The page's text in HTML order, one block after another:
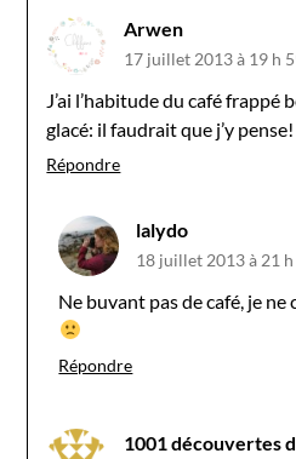
Arwen
17 juillet 2013 à 19 h
J’ai l’habitude du café
glacé: il faudrait que j’y pense!
Répondre
lalydo
18 juillet 2013 à 21
Ne buvant pas de café, je ne
Répondre
1001 découvertes